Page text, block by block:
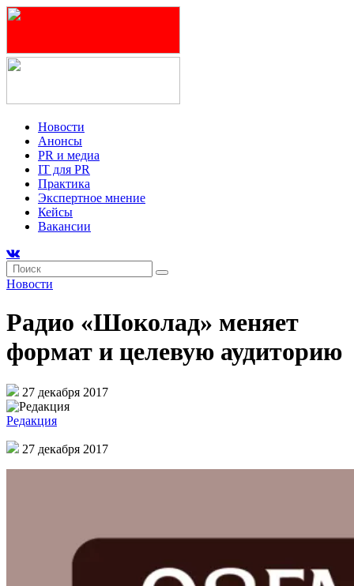
Новости
Анонсы
PR и медиа
IT для PR
Практика
Экспертное мнение
Кейсы
Вакансии
Новости
Радио «Шоколад» меняет
формат и целевую аудиторию
27 декабря 2017
Редакция
27 декабря 2017